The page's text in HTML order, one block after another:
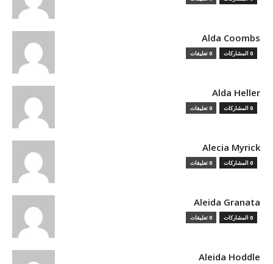
Alda Coombs
0 المشاركات 0 تعليقات
Alda Heller
0 المشاركات 0 تعليقات
Alecia Myrick
0 المشاركات 0 تعليقات
Aleida Granata
0 المشاركات 0 تعليقات
Aleida Hoddle